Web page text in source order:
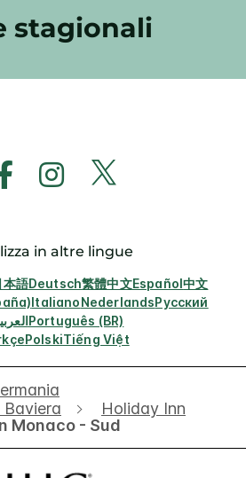
stagionali
in altre lingue
本語Deutsch繁體中文Español中文
ItalianoNederlandsРусский
Português (BR)
PolskiTiếng Việt
Holiday Inn
Monaco - Sud